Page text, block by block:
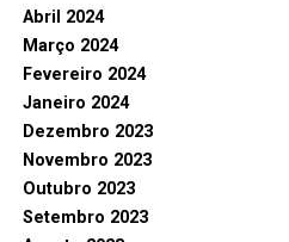
Abril 2024
Março 2024
Fevereiro 2024
Janeiro 2024
Dezembro 2023
Novembro 2023
Outubro 2023
Setembro 2023